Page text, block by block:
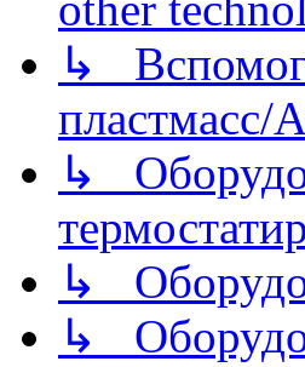
↳
пластмасс/
↳
↳
↳